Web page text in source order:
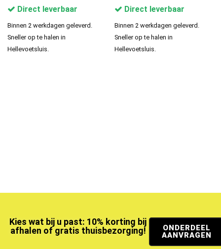
Direct leverbaar
Binnen 2 werkdagen geleverd.
Sneller op te halen in
Hellevoetsluis.
Direct leverbaar
Binnen 2 werkdagen geleverd.
Sneller op te halen in
Hellevoetsluis.
Kies wat bij u past: 10% korting bij
afhalen of gratis thuisbezorging!
ONDERDEEL
AANVRAGEN